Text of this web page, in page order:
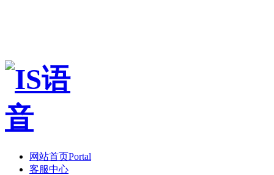
网站首页Portal
客服中心